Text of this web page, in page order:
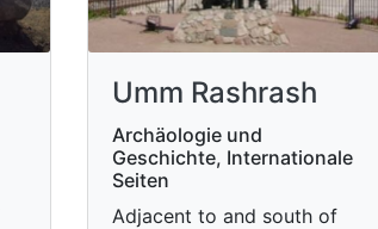
Umm Rashrash
Archäologie und
Geschichte, Internationale
Seiten
Adjacent to and south of